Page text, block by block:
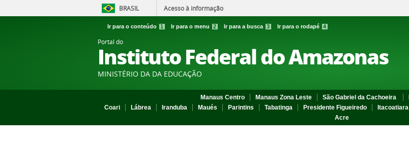
BRASIL Acesso à informação
Ir para o conteúdo 1 Ir para o menu 2 Ir para a busca 3 Ir para o rodapé 4
Portal do
Instituto Federal do Amazonas
MINISTÉRIO DA DA EDUCAÇÃO
Manaus Centro Manaus Zona Leste São Gabriel da Cachoeira
Coari
Lábrea Iranduba Maués Parintins Tabatinga Presidente Figueiredo Itacoatiara
Acre